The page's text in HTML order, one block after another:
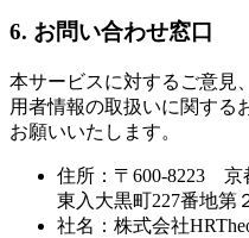
6. お問い合わせ窓口
本サービスに対するご意見
用者情報の取扱いに関する
お願いいたします。
住所：〒600-8223 京
東入大黒町227番地第
社名：株式会社